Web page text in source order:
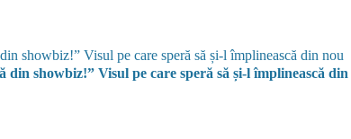
showbiz!” Visul pe care speră să și-l împlinească din